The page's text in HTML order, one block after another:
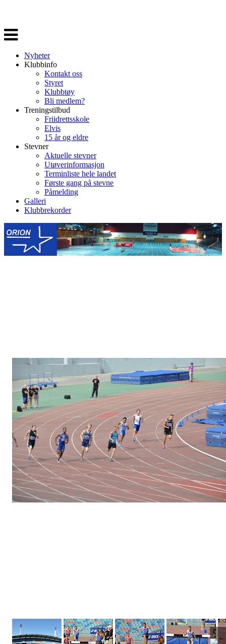
Veksle
navigasjon
Nyheter
Klubbinfo
Kontakt oss
Styret
Klubbtøy
Bli medlem?
Treningstilbud
Friidrettsskole
Elvis
15 år og eldre
Stevner
Aktuelle stevner
Utøverinformasjon
Terminliste hele landet
Første gang på stevne
Påmelding
Galleri
Klubbrekorder